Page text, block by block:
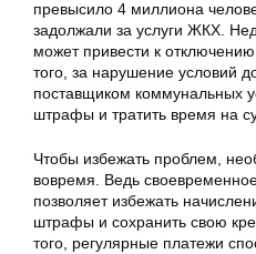
превысило 4 миллиона
задолжали за услуги ЖКХ.
может привести к
того, за нарушение условий
поставщиком коммунальных
штрафы и тратить время на
Чтобы избежать проблем,
вовремя. Ведь
позволяет избежать
штрафы и сохранить свою
того, регулярные платежи